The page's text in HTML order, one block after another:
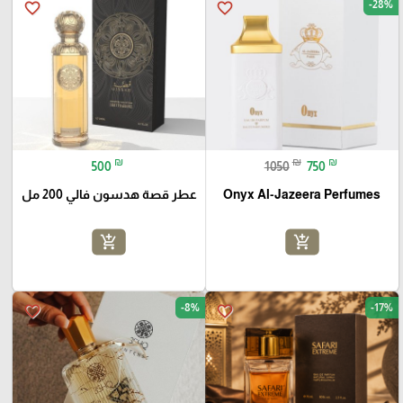
favorite_border -28%
1050 ₪ 750 ₪
Onyx Al-Jazeera Perfumes
add_shopping_cart
favorite_border
500 ₪
عطر قصة هدسون فالي 200 مل
add_shopping_cart
favorite_border -17%
favorite_border -8%